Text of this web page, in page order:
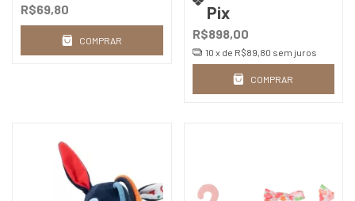
R$69,80
COMPRAR R$898,00
Pix
10 x de R$89,80 sem juros
COMPRAR